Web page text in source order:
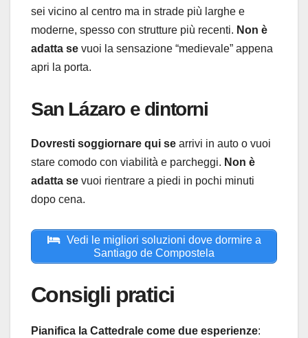
sei vicino al centro ma in strade più larghe e
moderne, spesso con strutture più recenti. Non è
adatta se vuoi la sensazione “medievale” appena
apri la porta.
San Lázaro e dintorni
Dovresti soggiornare qui se arrivi in auto o vuoi
stare comodo con viabilità e parcheggi. Non è
adatta se vuoi rientrare a piedi in pochi minuti
dopo cena.
Vedi le migliori soluzioni dove dormire a
Santiago de Compostela
Consigli pratici
Pianifica la Cattedrale come due esperienze: